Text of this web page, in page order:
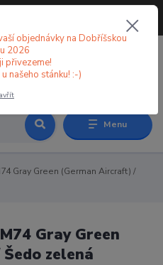
Menu
Gray Green (German Aircraft) /
Gray Green
zelená
objednávky na Dobříšskou
2026
přivezeme!
našeho stánku! :-)